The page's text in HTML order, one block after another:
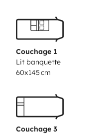
Couchage 1
Lit banquette
60x145 cm
Couchage 3